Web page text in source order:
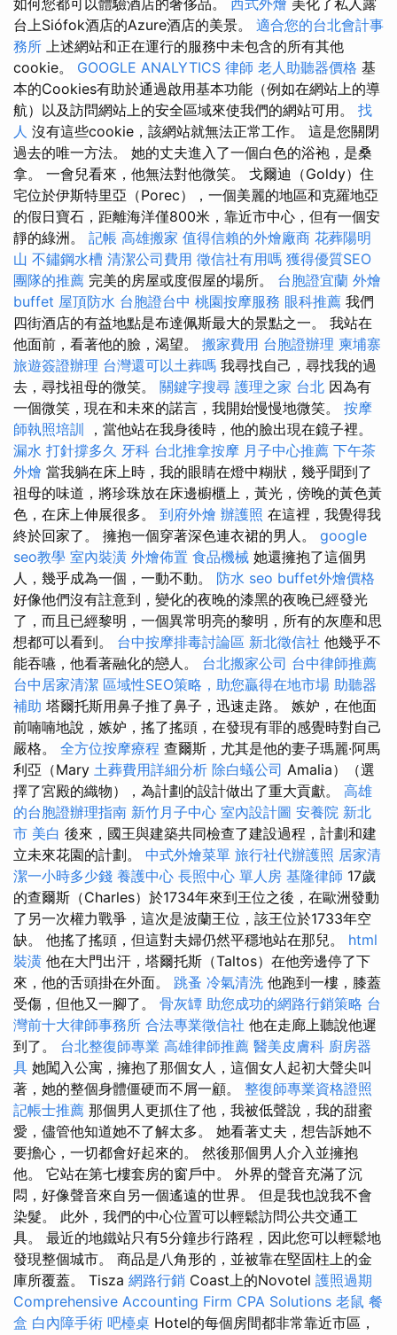
如何您都可以體驗酒店的奢侈品。 西式外燴 美化了私人露
台上Siófok酒店的Azure酒店的美景。 適合您的台北會計事
務所 上述網站和正在運行的服務中未包含的所有其他
cookie。 GOOGLE ANALYTICS 律師 老人助聽器價格 基
本的Cookies有助於通過啟用基本功能（例如在網站上的導
航）以及訪問網站上的安全區域來使我們的網站可用。 找
人 沒有這些cookie，該網站就無法正常工作。 這是您關閉
過去的唯一方法。 她的丈夫進入了一個白色的浴袍，是桑
拿。 一會兒看來，他無法對他微笑。 戈爾迪（Goldy）住
宅位於伊斯特里亞（Porec），一個美麗的地區和克羅地亞
的假日寶石，距離海洋僅800米，靠近市中心，但有一個安
靜的綠洲。 記帳 高雄搬家 值得信賴的外燴廠商 花葬陽明
山 不鏽鋼水槽 清潔公司費用 徵信社有用嗎 獲得優質SEO
團隊的推薦 完美的房屋或度假屋的場所。 台胞證宜蘭 外燴
buffet 屋頂防水 台胞證台中 桃園按摩服務 眼科推薦 我們
四街酒店的有益地點是布達佩斯最大的景點之一。 我站在
他面前，看著他的臉，渴望。 搬家費用 台胞證辦理 柬埔寨
旅遊簽證辦理 台灣還可以土葬嗎 我尋找自己，尋找我的過
去，尋找祖母的微笑。 關鍵字搜尋 護理之家 台北 因為有
一個微笑，現在和未來的諾言，我開始慢慢地微笑。 按摩
師執照培訓
，當他站在我身後時，他的臉出現在鏡子裡。
漏水 打針撐多久 牙科 台北推拿按摩 月子中心推薦 下午茶
外燴 當我躺在床上時，我的眼睛在燈中糊狀，幾乎聞到了
祖母的味道，將珍珠放在床邊櫥櫃上，黃光，傍晚的黃色黃
色，在床上伸展很多。 到府外燴 辦護照 在這裡，我覺得我
終於回家了。 擁抱一個穿著深色連衣裙的男人。 google
seo教學 室內裝潢 外燴佈置 食品機械 她還擁抱了這個男
人，幾乎成為一個，一動不動。 防水 seo buffet外燴價格
好像他們沒有註意到，變化的夜晚的漆黑的夜晚已經發光
了，而且已經黎明，一個異常明亮的黎明，所有的灰塵和思
想都可以看到。 台中按摩排毒討論區 新北徵信社 他幾乎不
能吞嚥，他看著融化的戀人。 台北搬家公司 台中律師推薦
台中居家清潔 區域性SEO策略，助您贏得在地市場 助聽器
補助 塔爾托斯用鼻子推了鼻子，迅速走路。 嫉妒，在他面
前喃喃地說，嫉妒，搖了搖頭，在發現有罪的感覺時對自己
嚴格。 全方位按摩療程 查爾斯，尤其是他的妻子瑪麗·阿馬
利亞（Mary 土葬費用詳細分析 除白蟻公司 Amalia）（選
擇了宮殿的織物），為計劃的設計做出了重大貢獻。 高雄
的台胞證辦理指南 新竹月子中心 室內設計圖 安養院 新北
市 美白 後來，國王與建築共同檢查了建設過程，計劃和建
立未來花園的計劃。 中式外燴菜單 旅行社代辦護照 居家清
潔一小時多少錢 養護中心 長照中心 單人房 基隆律師 17歲
的查爾斯（Charles）於1734年來到王位之後，在歐洲發動
了另一次權力戰爭，這次是波蘭王位，該王位於1733年空
缺。 他搖了搖頭，但這對夫婦仍然平穩地站在那兒。 html
裝潢 他在大門出汗，塔爾托斯（Taltos）在他旁邊停了下
來，他的舌頭掛在外面。 跳蚤 冷氣清洗 他跑到一樓，膝蓋
受傷，但他又一腳了。 骨灰罈 助您成功的網路行銷策略 台
灣前十大律師事務所 合法專業徵信社 他在走廊上聽說他遲
到了。 台北整復師專業 高雄律師推薦 醫美皮膚科 廚房器
具 她闖入公寓，擁抱了那個女人，這個女人起初大聲尖叫
著，她的整個身體僵硬而不屑一顧。 整復師專業資格證照
記帳士推薦 那個男人更抓住了他，我被低聲說，我的甜蜜
愛，儘管他知道她不了解太多。 她看著丈夫，想告訴她不
要擔心，一切都會好起來的。 然後那個男人介入並擁抱
他。 它站在第七​​樓套房的窗戶中。 外界的聲音充滿了沉
悶，好像聲音來自另一個遙遠的世界。 但是我也說我不會
染髮。 此外，我們的中心位置可以輕鬆訪問公共交通工
具。 最近的地鐵站只有5分鐘步行路程，因此您可以輕鬆地
發現整個城市。 商品是八角形的，並被靠在堅固柱上的金
庫所覆蓋。 Tisza 網路行銷 Coast上的Novotel 護照過期
Comprehensive Accounting Firm CPA Solutions 老鼠 餐
盒 白內障手術 吧檯桌 Hotel的每個房間都非常靠近市區，